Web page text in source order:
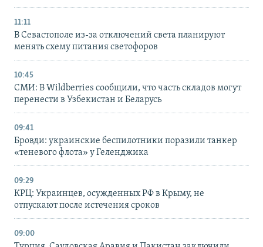
11:11
В Севастополе из-за отключений света планируют
менять схему питания светофоров
10:45
СМИ: В Wildberries сообщили, что часть складов могут
перенести в Узбекистан и Беларусь
09:41
Бровди: украинские беспилотники поразили танкер
«теневого флота» у Геленджика
09:29
КРЦ: Украинцев, осужденных РФ в Крыму, не
отпускают после истечения сроков
09:00